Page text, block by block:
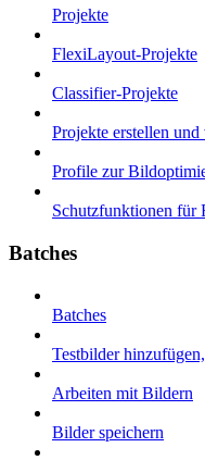
Projekte
FlexiLayout-Projekte
Classifier-Projekte
Projekte erstellen und
Profile zur
Schutzfunktionen für
Batches
Batches
Testbilder
Arbeiten mit Bildern
Bilder speichern